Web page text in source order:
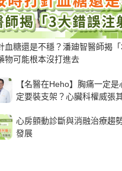
血糖還是不穩？潘廸智醫師揭
物可能根本沒打進去
【名醫在Heho】胸痛一定
定要裝支架？心臟科權威張
心房顫動診斷與消融治療趨
發展